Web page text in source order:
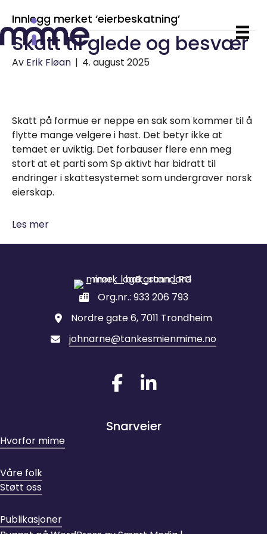
Innlegg merket ‘eierbeskatning’
Skatt til glede og besvær
Av Erik Fløan | 4. august 2025
Skatt på formue er neppe en sak som kommer til å
flytte mange velgere i høst. Det betyr ikke at
temaet er uviktig. Det forbauser flere enn meg
stort at et parti som Sp aktivt har bidratt til
endringer i skattesystemet som undergraver norsk
eierskap.
Les mer
Org.nr.: 933 206 793
Nordre gate 6, 7011 Trondheim
johnarne@tankesmienmime.no
Gå til vår Facebook
Gå til vår LinkedIn
Snarveier
Hvorfor mime
Våre folk
Støtt oss
Publikasjoner